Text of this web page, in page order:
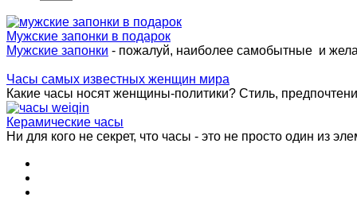
Мужские запонки в подарок
Мужские запонки - пожалуй, наиболее самобытные и
Часы самых известных женщин мира
Какие часы носят женщины-политики? Стиль,
Керамические часы
Ни для кого не секрет, что часы - это не просто один из